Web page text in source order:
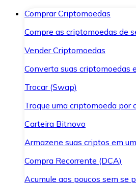
Comprar Criptomoedas
Compre as criptomoedas de
Vender Criptomoedas
Converta suas criptomoedas
Trocar (Swap)
Troque uma criptomoeda
Carteira Bitnovo
Armazene suas criptos em
Compra Recorrente (DCA)
Acumule aos poucos sem se